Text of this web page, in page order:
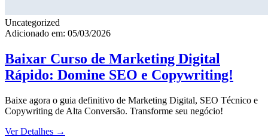
Uncategorized
Adicionado em: 05/03/2026
Baixar Curso de Marketing Digital
Rápido: Domine SEO e Copywriting!
Baixe agora o guia definitivo de Marketing Digital, SEO Técnico e
Copywriting de Alta Conversão. Transforme seu negócio!
Ver Detalhes →